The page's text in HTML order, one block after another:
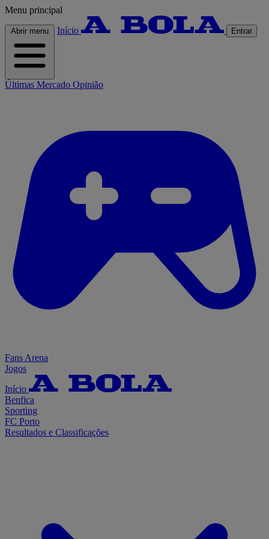
Menu principal
Abrir menu Início Entrar
Últimas Mercado Opinião
Fans Arena
Jogos
Início
Benfica
Sporting
FC Porto
Resultados e Classificações